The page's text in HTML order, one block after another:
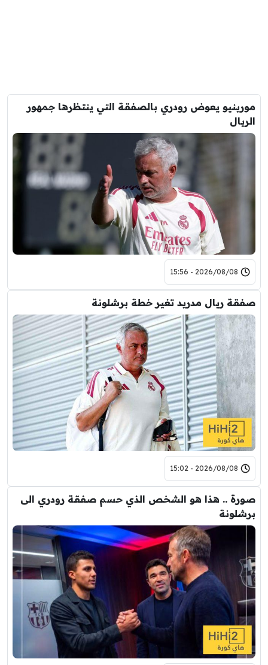
مورينيو يعوض رودري بالصفقة التي ينتظرها جمهور
الريال
2026/08/08 - 15:56
صفقة ريال مدريد تغير خطة برشلونة
2026/08/08 - 15:02
صورة .. هذا هو الشخص الذي حسم صفقة رودري الى
برشلونة